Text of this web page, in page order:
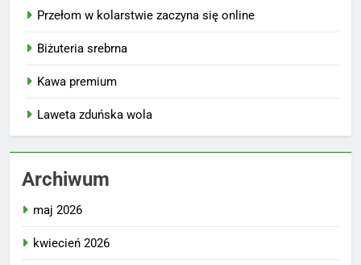
Przełom w kolarstwie zaczyna się online
Biżuteria srebrna
Kawa premium
Laweta zduńska wola
Archiwum
maj 2026
kwiecień 2026